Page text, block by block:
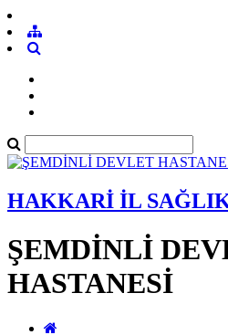
HAKKARİ İL
ŞEMDİNLİ
HASTANESİ